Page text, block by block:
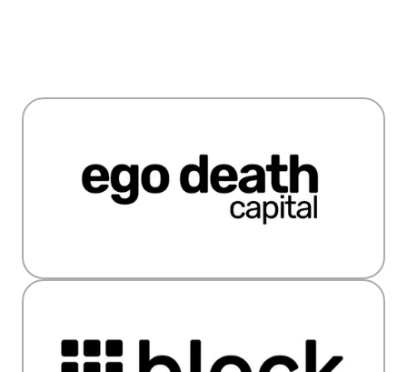
investidores